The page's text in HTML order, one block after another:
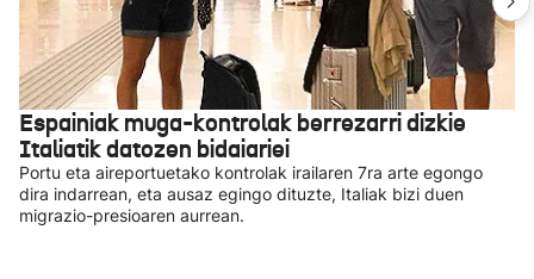
Espainiak muga-kontrolak berrezarri dizkie
Italiatik datozen bidaiariei
Portu eta aireportuetako kontrolak irailaren 7ra arte egongo
dira indarrean, eta ausaz egingo dituzte, Italiak bizi duen
migrazio-presioaren aurrean.